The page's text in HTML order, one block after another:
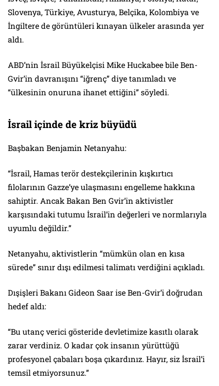
Slovenya, Türkiye, Avusturya, Belçika, Kolombiya ve
İngiltere de görüntüleri kınayan ülkeler arasında yer
aldı.
ABD’nin İsrail Büyükelçisi Mike Huckabee bile Ben-
Gvir’in davranışını “iğrenç” diye tanımladı ve
“ülkesinin onuruna ihanet ettiğini” söyledi.
İsrail içinde de kriz büyüdü
Başbakan Benjamin Netanyahu:
“İsrail, Hamas terör destekçilerinin kışkırtıcı
filolarının Gazze’ye ulaşmasını engelleme hakkına
sahiptir. Ancak Bakan Ben Gvir’in aktivistler
karşısındaki tutumu İsrail’in değerleri ve normlarıyla
uyumlu değildir.”
Netanyahu, aktivistlerin “mümkün olan en kısa
sürede” sınır dışı edilmesi talimatı verdiğini açıkladı.
Dışişleri Bakanı Gideon Saar ise Ben-Gvir’i doğrudan
hedef aldı:
“Bu utanç verici gösteride devletimize kasıtlı olarak
zarar verdiniz. O kadar çok insanın yürüttüğü
profesyonel çabaları boşa çıkardınız. Hayır, siz İsrail’i
temsil etmiyorsunuz.”